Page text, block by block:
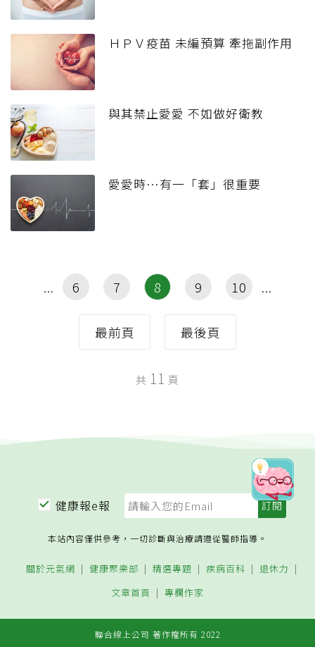
ＨＰＶ疫苗 未編預算 牽拖副作用
與其禁止愛愛 不如做好衛教
愛愛時…有一「套」很重要
最前頁
6 7 8 9 10
最後頁
共 11 頁
健康報e報
本站內容僅供參考，一切診斷與治療請遵從醫師指導。
關於元氣網 健康聚樂部 精選專題 疾病百科
退休力
文章首頁
專欄作家
聯合線上公司 著作權所有 2022